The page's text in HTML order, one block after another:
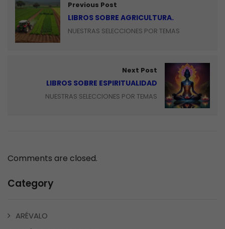
Previous Post
LIBROS SOBRE AGRICULTURA.
NUESTRAS SELECCIONES POR TEMAS
Next Post
LIBROS SOBRE ESPIRITUALIDAD
NUESTRAS SELECCIONES POR TEMAS
Comments are closed.
Category
ARÉVALO